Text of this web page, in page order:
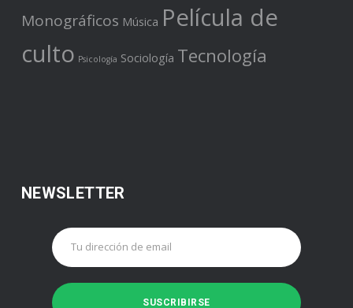
Monográficos Música Película de
culto Psicología Sociología Tecnología
NEWSLETTER